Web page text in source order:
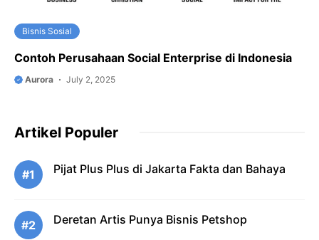
Bisnis Sosial
Contoh Perusahaan Social Enterprise di Indonesia
Aurora July 2, 2025
Artikel Populer
#1 Pijat Plus Plus di Jakarta Fakta dan Bahaya
#2 Deretan Artis Punya Bisnis Petshop